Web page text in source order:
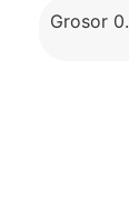
Grosor